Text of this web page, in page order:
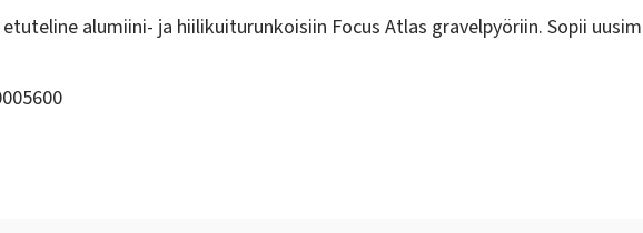
etuteline alumiini- ja hiilikuiturunkoisiin Focus Atlas gravelpyöriin. Sopii